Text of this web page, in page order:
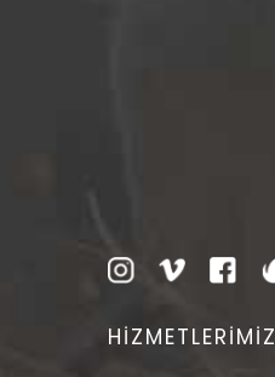
HİZMETLERİMİZ